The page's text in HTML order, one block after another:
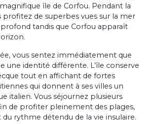
île de Corfou. Pendant la
profitez de superbes vues sur la mer
tandis que Corfou apparaît
vous sentez immédiatement que
une identité différente. L’île conserve
tout en affichant de fortes
qui donnent à ses villes un
italien. Vous séjournez plusieurs
de profiter pleinement des plages,
du rythme détendu de la vie insulaire.